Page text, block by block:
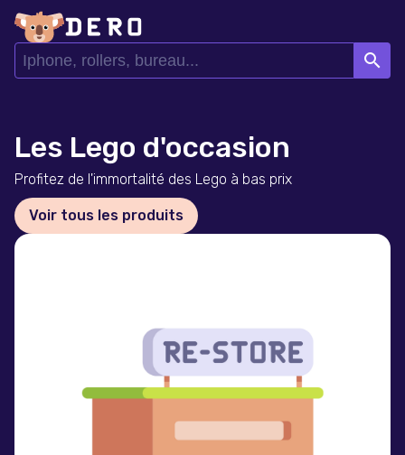
search
Les Lego d'occasion
Profitez de l'immortalité des Lego à bas prix
Voir tous les produits